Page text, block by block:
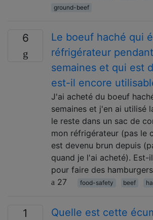
ground-beef
6
Le boeuf haché qui
réfrigérateur
semaines et qui est
est-il encore
J'ai acheté du boeuf
semaines et j'en ai utilisé
le reste dans un sac de
mon réfrigérateur (pas le
est devenu brun depuis
quand je l'ai acheté). Est-
pour faire des
27
food-safety beef
1
Quelle est cette